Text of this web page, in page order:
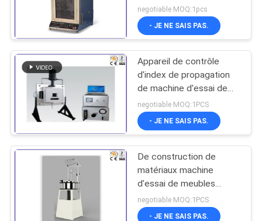
DEMANDEZ
UNE
CITATION
PLAN
SITE
POLITIQUE
CONFIDENTIALITÉ
Équipement d'essai
du feu
Appareil de contrôle
du feu de matériau
de construction
36
qualité de construction
de 220V 50Hz BS476-7
negotiable MOQ:1pcs
- JE NE SAIS PAS.
Appareil de contrôle
d'index de propagation
de machine d'essai de
meubles pour des
matériaux et des
structures de
negotiable MOQ:1PCS
- JE NE SAIS PAS.
De construction de
matériaux machine
d'essai de meubles
d'appareillage de
combustibilité non
negotiable MOQ:1PCS
- JE NE SAIS PAS.